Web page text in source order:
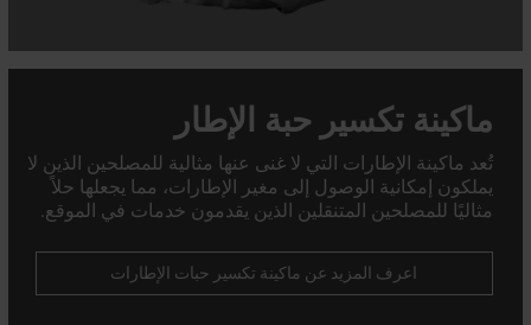
ماكينة تكسير حبة الإطار
تُعد ماكينة الإطارات التي لا غنى عنها مثالية للمصلحين الذين لا
يملكون إمكانية الوصول إلى مغير الإطارات، مما يجعلها حلاً
مثاليًا للمصلحين المتنقلين الذين يقدمون خدمات في الموقع.
عنها لمصلحي العجلات المعدنية ومحلات تصليح الإطارات.
اعرف المزيد عن ماكينة تكسير حبات الإطارات